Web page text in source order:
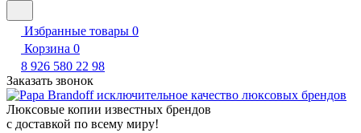
Избранные товары 0
Корзина 0
8 926 580 22 98
Заказать звонок
Люксовые копии известных брендов
с доставкой по всему миру!